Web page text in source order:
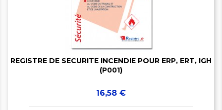


REGISTRE DE SECURITE INCENDIE POUR ERP, ERT, IGH
(P001)
Prix
16,58 €